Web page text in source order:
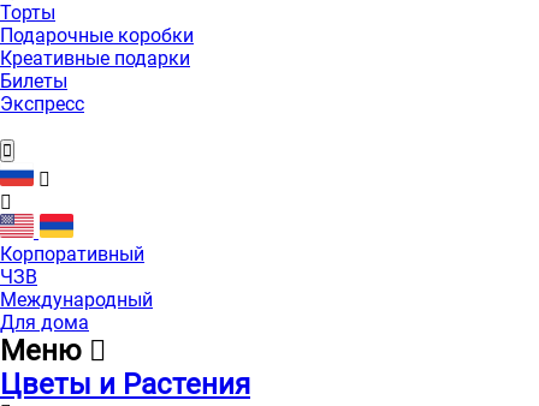
Торты
Подарочные коробки
Креативные подарки
Билеты
Экспресс
Корпоративный
ЧЗВ
Международный
Для дома
Меню
Цветы и Растения